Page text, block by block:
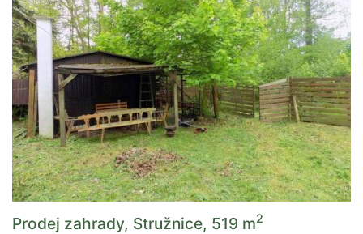
Prodej zahrady, Stružnice, 519 m2